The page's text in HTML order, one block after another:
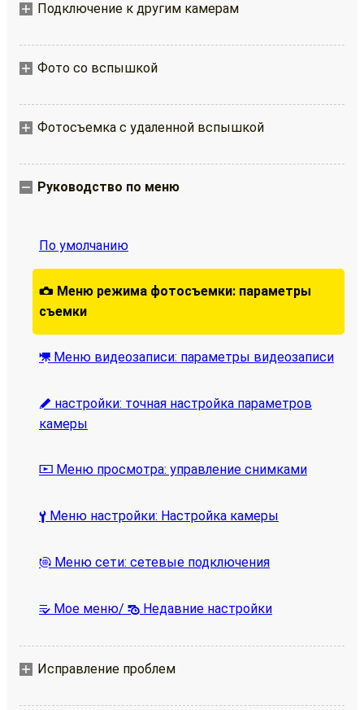
Подключение к другим камерам
Фото со вспышкой
Фотосъемка с удаленной вспышкой
Руководство по меню
По умолчанию
C Меню режима фотосъемки: параметры
съемки
1 Меню видеозаписи: параметры видеозаписи
A настройки: точная настройка параметров
камеры
D Меню просмотра: управление снимками
B Меню настройки: Настройка камеры
F Меню сети: сетевые подключения
O Мое меню/ m Недавние настройки
Исправление проблем